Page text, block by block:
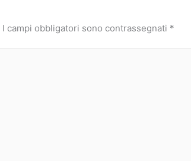
I campi obbligatori sono contrassegnati *